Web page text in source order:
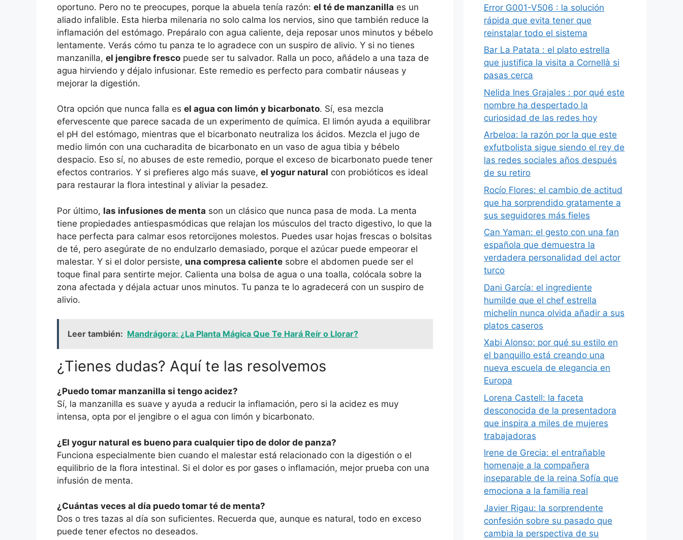
oportuno. Pero no te preocupes, porque la abuela tenía razón: el té de manzanilla es un
aliado infalible. Esta hierba milenaria no solo calma los nervios, sino que también reduce la
inflamación del estómago. Prepáralo con agua caliente, deja reposar unos minutos y bébelo
lentamente. Verás cómo tu panza te lo agradece con un suspiro de alivio. Y si no tienes
manzanilla, el jengibre fresco puede ser tu salvador. Ralla un poco, añádelo a una taza de
agua hirviendo y déjalo infusionar. Este remedio es perfecto para combatir náuseas y
mejorar la digestión.
Otra opción que nunca falla es el agua con limón y bicarbonato. Sí, esa mezcla
efervescente que parece sacada de un experimento de química. El limón ayuda a equilibrar
el pH del estómago, mientras que el bicarbonato neutraliza los ácidos. Mezcla el jugo de
medio limón con una cucharadita de bicarbonato en un vaso de agua tibia y bébelo
despacio. Eso sí, no abuses de este remedio, porque el exceso de bicarbonato puede tener
efectos contrarios. Y si prefieres algo más suave, el yogur natural con probióticos es ideal
para restaurar la flora intestinal y aliviar la pesadez.
Por último, las infusiones de menta son un clásico que nunca pasa de moda. La menta
tiene propiedades antiespasmódicas que relajan los músculos del tracto digestivo, lo que la
hace perfecta para calmar esos retorcijones molestos. Puedes usar hojas frescas o bolsitas
de té, pero asegúrate de no endulzarlo demasiado, porque el azúcar puede empeorar el
malestar. Y si el dolor persiste, una compresa caliente sobre el abdomen puede ser el
toque final para sentirte mejor. Calienta una bolsa de agua o una toalla, colócala sobre la
zona afectada y déjala actuar unos minutos. Tu panza te lo agradecerá con un suspiro de
alivio.
Leer también: Mandrágora: ¿La Planta Mágica Que Te Hará Reír o Llorar?
¿Tienes dudas? Aquí te las resolvemos
¿Puedo tomar manzanilla si tengo acidez?
Sí, la manzanilla es suave y ayuda a reducir la inflamación, pero si la acidez es muy
intensa, opta por el jengibre o el agua con limón y bicarbonato.
¿El yogur natural es bueno para cualquier tipo de dolor de panza?
Funciona especialmente bien cuando el malestar está relacionado con la digestión o el
equilibrio de la flora intestinal. Si el dolor es por gases o inflamación, mejor prueba con una
infusión de menta.
¿Cuántas veces al día puedo tomar té de menta?
Dos o tres tazas al día son suficientes. Recuerda que, aunque es natural, todo en exceso
puede tener efectos no deseados.
Error G001-V506 : la solución
rápida que evita tener que
reinstalar todo el sistema
Bar La Patata : el plato estrella
que justifica la visita a Cornellà si
pasas cerca
Nelida Ines Grajales : por qué este
nombre ha despertado la
curiosidad de las redes hoy
Arbeloa: la razón por la que este
exfutbolista sigue siendo el rey de
las redes sociales años después
de su retiro
Rocío Flores: el cambio de actitud
que ha sorprendido gratamente a
sus seguidores más fieles
Can Yaman: el gesto con una fan
española que demuestra la
verdadera personalidad del actor
turco
Dani García: el ingrediente
humilde que el chef estrella
michelín nunca olvida añadir a sus
platos caseros
Xabi Alonso: por qué su estilo en
el banquillo está creando una
nueva escuela de elegancia en
Europa
Lorena Castell: la faceta
desconocida de la presentadora
que inspira a miles de mujeres
trabajadoras
Irene de Grecia: el entrañable
homenaje a la compañera
inseparable de la reina Sofía que
emociona a la familia real
Javier Rigau: la sorprendente
confesión sobre su pasado que
cambia la perspectiva de su